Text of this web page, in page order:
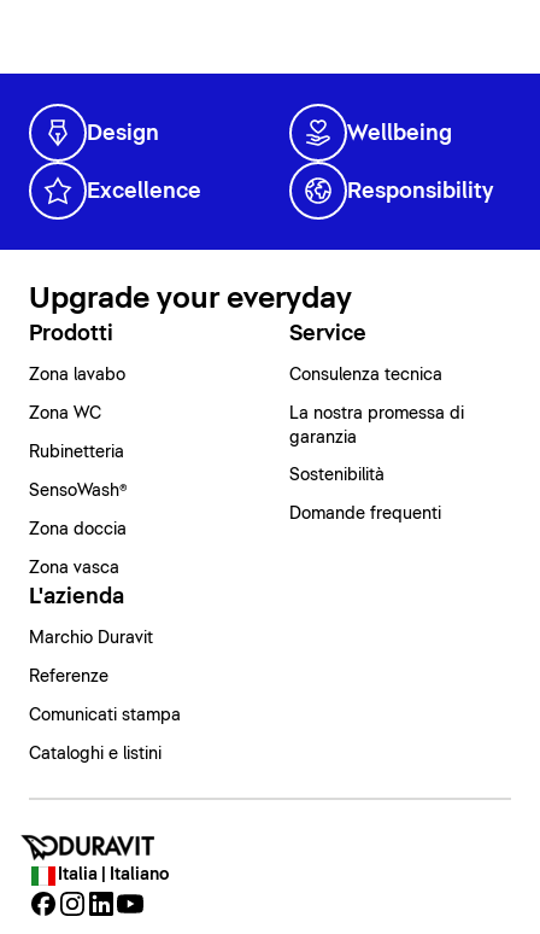
Design Wellbeing
Excellence Responsibility
Upgrade your everyday
Prodotti
Zona lavabo
Zona WC
Rubinetteria
SensoWash®
Zona doccia
Zona vasca
Service
Consulenza tecnica
La nostra promessa di
garanzia
Sostenibilità
Domande frequenti
L'azienda
Marchio Duravit
Referenze
Comunicati stampa
Cataloghi e listini
Italia | Italiano